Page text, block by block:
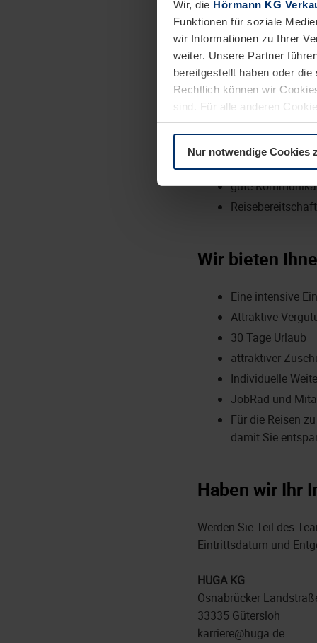
Wir, die Hörmann KG
Funktionen für soziale
wir Informationen zu Ihrer
weiter. Unsere Partner
bereitgestellt haben oder
Rechtlich können wir
sind. Für alle anderen
Erläuterung auf der Seite
Nur notwendige Cookies
Pflege der
Durchführung
Das bringen
Ausbildung als
gutes
freundliches und
gute
Wir bieten
Eine intensive
Attraktive
30 Tage Urlaub
attraktiver
Individuelle
JobRad und
Für die Reisen
damit Sie
Haben wir Ihr
Werden Sie Teil des
Eintrittsdatum und
HUGA KG
Osnabrücker
33335 Gütersloh
karriere@huga.de